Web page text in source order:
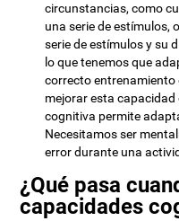
circunstancias, como
una serie de estímulos,
serie de estímulos y su
lo que tenemos que
correcto entrenamiento
mejorar esta
cognitiva permite
Necesitamos ser
error durante una
¿Qué pasa
capacidades